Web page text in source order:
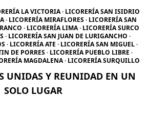
LA VICTORIA · LICORERÍA SAN ISIDRIO
· LICORERÍA MIRAFLORES · LICORERÍA SAN
· LICORERÍA LIMA · LICORERÍA SURCO
· LICORERÍA SAN JUAN DE LURIGANCHO ·
· LICORERÍA ATE · LICORERÍA SAN MIGUEL ·
DE PORRES · LICORERÍA PUEBLO LIBRE ·
MAGDALENA · LICORERÍA SURQUILLO
UNIDAS Y REUNIDAD EN UN
SOLO LUGAR